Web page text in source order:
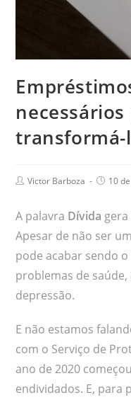
transformá-
Victor Barboza 10
A palavra Dívida
Apesar de não ser
pode acabar sendo
problemas de
depressão.
E não estamos
com o Serviço de
ano de 2020
endividados. E, para